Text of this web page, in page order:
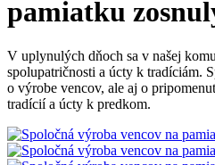
pamiatku
V uplynulých dňoch sa v našej
spolupatričnosti a úcty k tradíciám.
o výrobe vencov, ale aj o
tradícií a úcty k predkom.